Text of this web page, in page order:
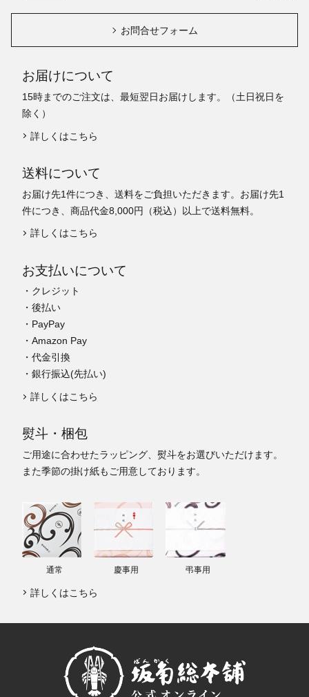
お問合せフォーム
お届けについて
15時までのご注文は、最短翌日お届けします。（土日祝日を
除く）
詳しくはこちら
送料について
お届け先1件につき、送料をご負担いただきます。お届け先1
件につき、商品代金8,000円（税込）以上で送料無料。
詳しくはこちら
お支払いについて
・クレジット
・後払い
・PayPay
・Amazon Pay
・代金引換
・銀行振込(先払い)
詳しくはこちら
熨斗・梱包
ご用途に合わせたラッピング、熨斗をお選びいただけます。
また季節の掛け紙もご用意しております。
通常 慶事用 弔事用
詳しくはこちら